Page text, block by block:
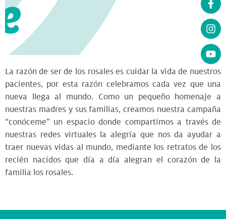
La razón de ser de los rosales es cuidar la vida de nuestros
pacientes, por esta razón celebramos cada vez que una
nueva llega al mundo. Como un pequeño homenaje a
nuestras madres y sus familias, creamos nuestra campaña
“conóceme” un espacio donde compartimos a través de
nuestras redes virtuales la alegría que nos da ayudar a
traer nuevas vidas al mundo, mediante los retratos de los
recién nacidos que día a día alegran el corazón de la
familia los rosales.